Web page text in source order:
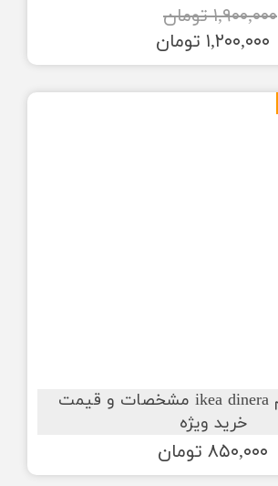
۱,۹۰۰,۰۰۰ تومان
۱,۲۰۰,۰۰۰ تومان
ماگ ایکیاکرم ikea dinera مشخصات و قیمت
خرید ویژه
۸۵۰,۰۰۰ تومان